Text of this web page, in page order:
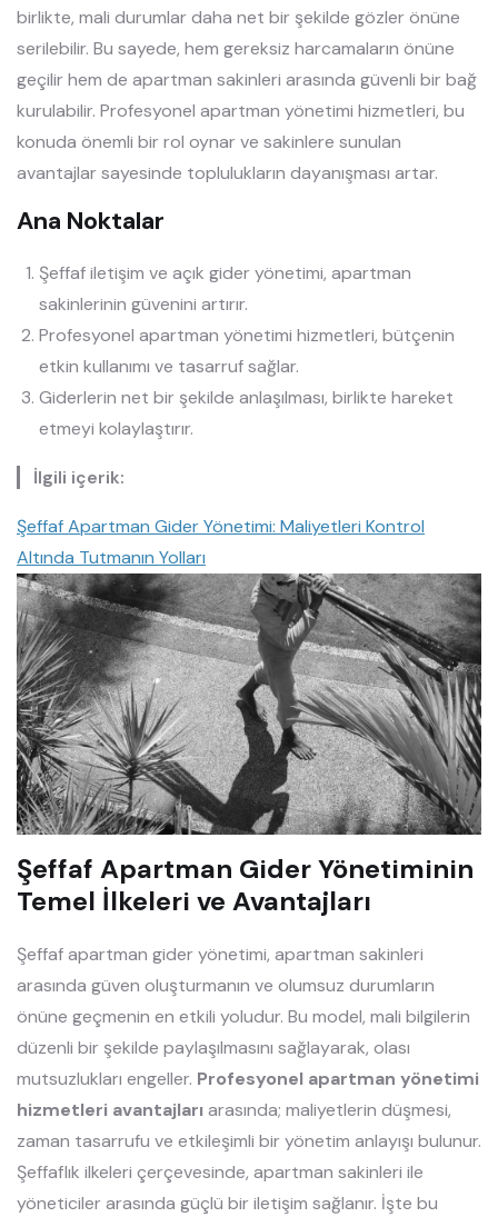
birlikte, mali durumlar daha net bir şekilde gözler önüne
serilebilir. Bu sayede, hem gereksiz harcamaların önüne
geçilir hem de apartman sakinleri arasında güvenli bir bağ
kurulabilir. Profesyonel apartman yönetimi hizmetleri, bu
konuda önemli bir rol oynar ve sakinlere sunulan
avantajlar sayesinde toplulukların dayanışması artar.
Ana Noktalar
Şeffaf iletişim ve açık gider yönetimi, apartman
sakinlerinin güvenini artırır.
Profesyonel apartman yönetimi hizmetleri, bütçenin
etkin kullanımı ve tasarruf sağlar.
Giderlerin net bir şekilde anlaşılması, birlikte hareket
etmeyi kolaylaştırır.
İlgili içerik:
Şeffaf Apartman Gider Yönetimi: Maliyetleri Kontrol
Altında Tutmanın Yolları
Şeffaf Apartman Gider Yönetiminin
Temel İlkeleri ve Avantajları
Şeffaf apartman gider yönetimi, apartman sakinleri
arasında güven oluşturmanın ve olumsuz durumların
önüne geçmenin en etkili yoludur. Bu model, mali bilgilerin
düzenli bir şekilde paylaşılmasını sağlayarak, olası
mutsuzlukları engeller. Profesyonel apartman yönetimi
hizmetleri avantajlarıarasında; maliyetlerin düşmesi,
zaman tasarrufu ve etkileşimli bir yönetim anlayışı bulunur.
Şeffaflık ilkeleri çerçevesinde, apartman sakinleri ile
yöneticiler arasında güçlü bir iletişim sağlanır. İşte bu